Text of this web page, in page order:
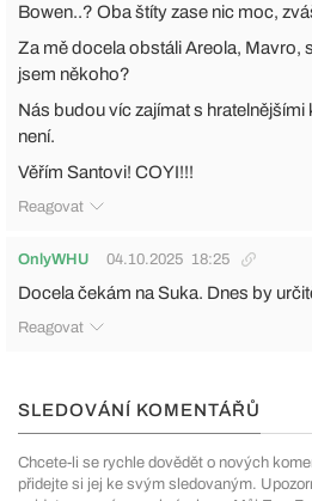
Bowen..? Oba štíty zase nic moc,
Za mě docela obstáli Areola, Mavro,
jsem někoho?
Nás budou víc zajímat s
není.
Věřím Santovi! COYI!!!
Reagovat
OnlyWHU 04.10.2025 18:25
Docela čekám na Suka. Dnes by
Reagovat
SLEDOVÁNÍ KOMENTÁŘŮ
Chcete-li se rychle dovědět o nových
přidejte si jej ke svým sledovaným.